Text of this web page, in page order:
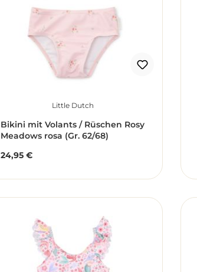
Little Dutch
Bikini mit Volants / Rüschen Rosy
Meadows rosa (Gr. 62/68)
Regulärer Preis:
24,95 €